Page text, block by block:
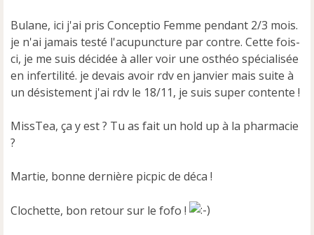
Bulane, ici j'ai pris Conceptio Femme pendant 2/3 mois.
je n'ai jamais testé l'acupuncture par contre. Cette fois-
ci, je me suis décidée à aller voir une osthéo spécialisée
en infertilité. je devais avoir rdv en janvier mais suite à
un désistement j'ai rdv le 18/11, je suis super contente !
MissTea, ça y est ? Tu as fait un hold up à la pharmacie
?
Martie, bonne dernière picpic de déca !
Clochette, bon retour sur le fofo !